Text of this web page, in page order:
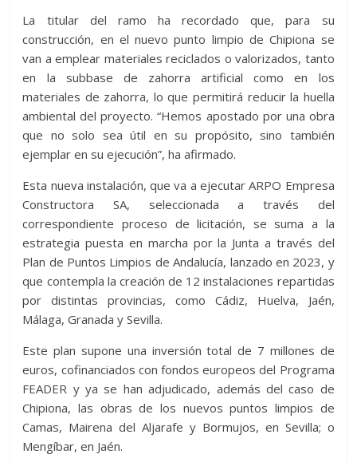
La titular del ramo ha recordado que, para su
construcción, en el nuevo punto limpio de Chipiona se
van a emplear materiales reciclados o valorizados, tanto
en la subbase de zahorra artificial como en los
materiales de zahorra, lo que permitirá reducir la huella
ambiental del proyecto. “Hemos apostado por una obra
que no solo sea útil en su propósito, sino también
ejemplar en su ejecución”, ha afirmado.
Esta nueva instalación, que va a ejecutar ARPO Empresa
Constructora SA, seleccionada a través del
correspondiente proceso de licitación, se suma a la
estrategia puesta en marcha por la Junta a través del
Plan de Puntos Limpios de Andalucía, lanzado en 2023, y
que contempla la creación de 12 instalaciones repartidas
por distintas provincias, como Cádiz, Huelva, Jaén,
Málaga, Granada y Sevilla.
Este plan supone una inversión total de 7 millones de
euros, cofinanciados con fondos europeos del Programa
FEADER y ya se han adjudicado, además del caso de
Chipiona, las obras de los nuevos puntos limpios de
Camas, Mairena del Aljarafe y Bormujos, en Sevilla; o
Mengíbar, en Jaén.